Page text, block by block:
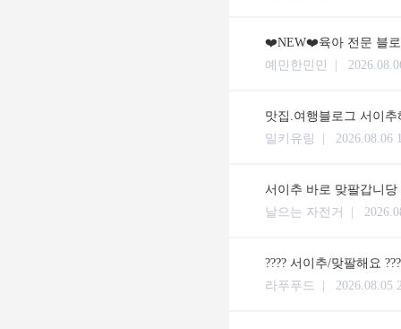
❤️NEW❤️육아 전문 블
예민한민민 |
맛집.여행블로그 서이
밀키유링 | 2026.08.06
서이추 바로 맞팔갑니당
날으는 자전거 |
???? 서이추/맞팔해요
라푸푸드 | 2026.08.05